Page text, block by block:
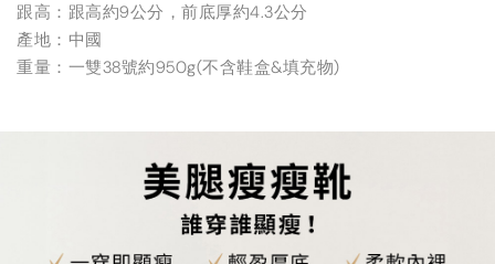
跟高：跟高約9公分，前底厚約4.3公分
產地：中國
重量：一雙38號約950g(不含鞋盒&填充物)